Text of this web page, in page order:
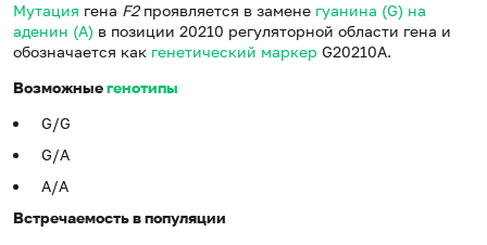
Мутация гена F2проявляется в замене гуанина (G) на
аденин (А) в позиции 20210 регуляторной области гена и
обозначается как генетический маркер G20210А.
Возможныегенотипы
G/G
G/А
А/А
Встречаемость в популяции